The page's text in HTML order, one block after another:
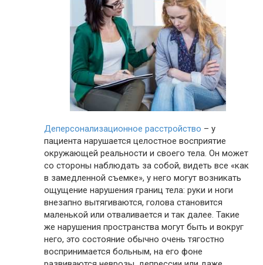
Деперсонализационное расстройство – у
пациента нарушается целостное восприятие
окружающей реальности и своего тела. Он может
со стороны наблюдать за собой, видеть все «как
в замедленной съемке», у него могут возникать
ощущение нарушения границ тела: руки и ноги
внезапно вытягиваются, голова становится
маленькой или отваливается и так далее. Такие
же нарушения пространства могут быть и вокруг
него, это состояние обычно очень тягостно
воспринимается больным, на его фоне